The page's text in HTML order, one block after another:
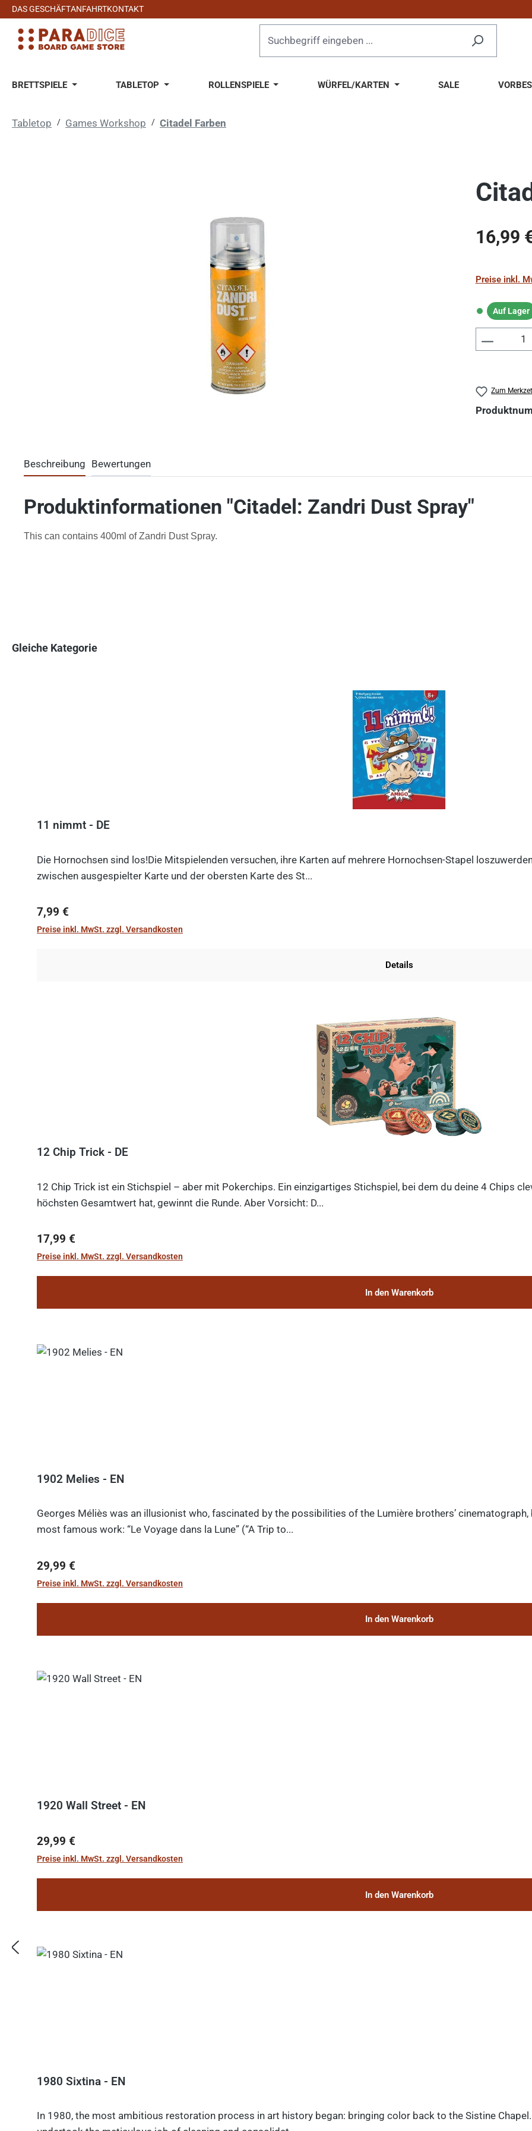
Hauptinhalt springen
Zur Suche springen
Zur Hauptnavigation springen
DAS GESCHÄFTANFAHRTKONTAKT
BRETTSPIELE TABLETOP ROLLENSPIELE WÜRFEL/KARTEN SALE
Tabletop / Games Workshop / Citadel Farben
Regulärer
16,99
Preise inkl.
Auf Lager
Auf Lager
Zum
Beschreibung Bewertungen
Produktinformationen "Citadel: Zandri Dust Spray"
This can contains 400ml of Zandri Dust Spray.
Gleiche Kategorie
11 nimmt - DE
Die Hornochsen sind los!Die Mitspielenden versuchen, ihre Karten auf mehrere Hornochsen-Stapel
zwischen ausgespielter Karte und der obersten Karte des St...
Regulärer Preis:
7,99 €
Preise inkl. MwSt. zzgl. Versandkosten
Details
12 Chip Trick - DE
12 Chip Trick ist ein Stichspiel – aber mit Pokerchips. Ein einzigartiges Stichspiel, bei dem du deine 4 Chips
höchsten Gesamtwert hat, gewinnt die Runde. Aber Vorsicht: D...
Regulärer Preis:
17,99 €
Preise inkl. MwSt. zzgl. Versandkosten
In den Warenkorb
1902 Melies - EN
Georges Méliès was an illusionist who, fascinated by the possibilities of the Lumière brothers’
most famous work: “Le Voyage dans la Lune” (“A Trip to...
Regulärer Preis:
29,99 €
Preise inkl. MwSt. zzgl. Versandkosten
In den Warenkorb
1920 Wall Street - EN
Regulärer Preis:
29,99 €
Preise inkl. MwSt. zzgl. Versandkosten
In den Warenkorb
1980 Sixtina - EN
In 1980, the most ambitious restoration process in art history began: bringing color back to the Sistine